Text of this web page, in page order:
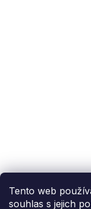
Tento web
souhlas s jejich